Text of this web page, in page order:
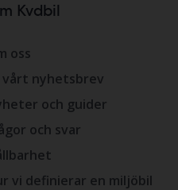
Kvdbil
oss
vårt nyhetsbrev
och guider
och svar
vi definierar en miljöbil